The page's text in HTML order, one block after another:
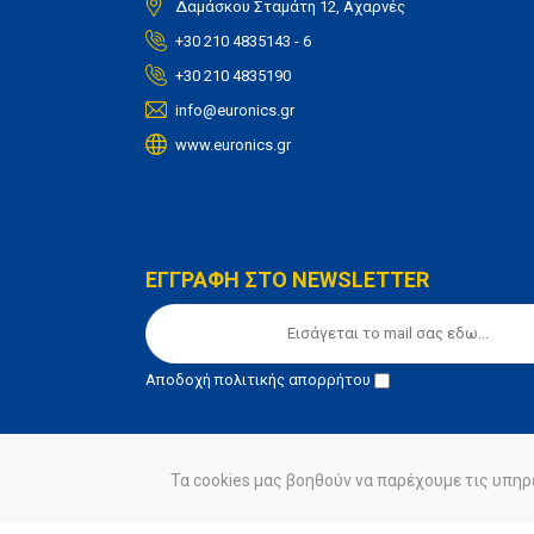
Δαμάσκου Σταμάτη 12, Αχαρνές
+30 210 4835143 - 6
+30 210 4835190
info@euronics.gr
www.euronics.gr
ΕΓΓΡΑΦΗ ΣΤΟ NEWSLETTER
Αποδοχήπολιτικής απορρήτου
© euronics 2020 Όροι Χρήσης Πολιτική
Τα cookies μας βοηθούν να παρέχουμε τις